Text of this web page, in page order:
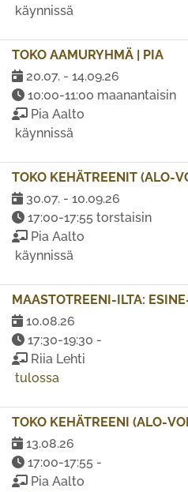
käynnissä
TOKO AAMURYHMÄ | PIA
20.07. - 14.09.26
10:00-11:00 maanantaisin
Pia Aalto
käynnissä
TOKO KEHÄTREENIT (ALO-
30.07. - 10.09.26
17:00-17:55 torstaisin
Pia Aalto
käynnissä
MAASTOTREENI-ILTA:
10.08.26
17:30-19:30 -
Riia Lehti
tulossa
TOKO KEHÄTREENI (ALO-
13.08.26
17:00-17:55 -
Pia Aalto